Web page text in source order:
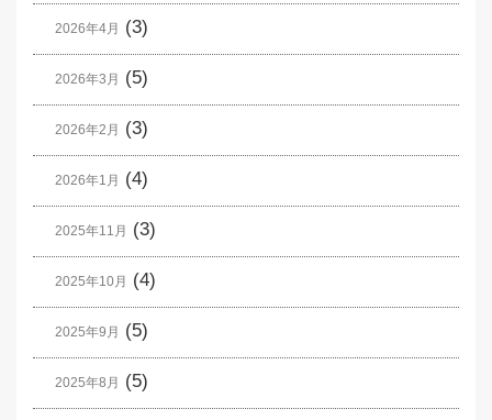
2026年4月 (3)
2026年3月 (5)
2026年2月 (3)
2026年1月 (4)
2025年11月 (3)
2025年10月 (4)
2025年9月 (5)
2025年8月 (5)